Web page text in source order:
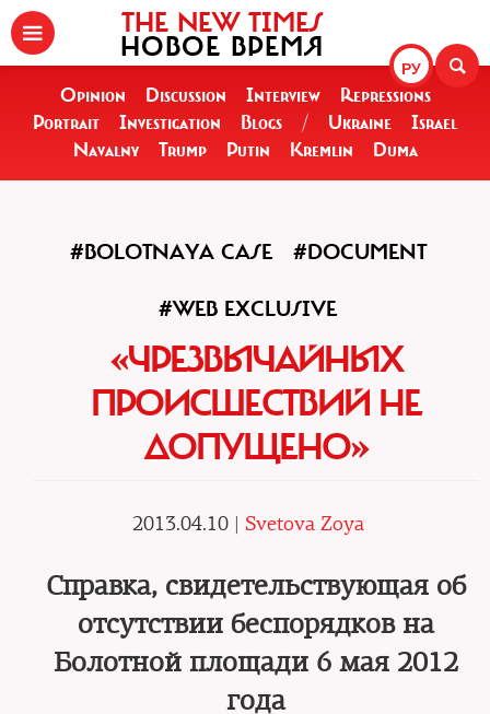
РУ
THE NEW TIMES
НОВОЕ ВРЕМЯ
Opinion Discussion Interview
Repressions
Portrait
Investigation Blogs / Ukraine
Israel
Navalny
Trump Putin Kremlin Duma
#BOLOTNAYA CASE #DOCUMENT
#WEB EXCLUSIVE
«ЧРЕЗВЫЧАЙНЫХ
ПРОИСШЕСТВИЙ НЕ
ДОПУЩЕНО»
2013.04.10 | Svetova Zoya
Справка, свидетельствующая об
отсутствии беспорядков на
Болотной площади 6 мая 2012
года